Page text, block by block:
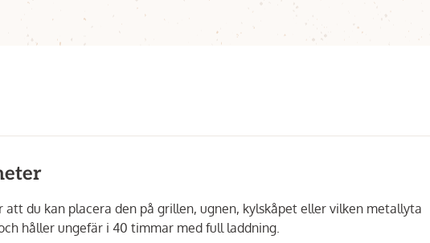
du kan placera den på grillen, ugnen, kylskåpet eller vilken metallyta
håller ungefär i 40 timmar med full laddning.